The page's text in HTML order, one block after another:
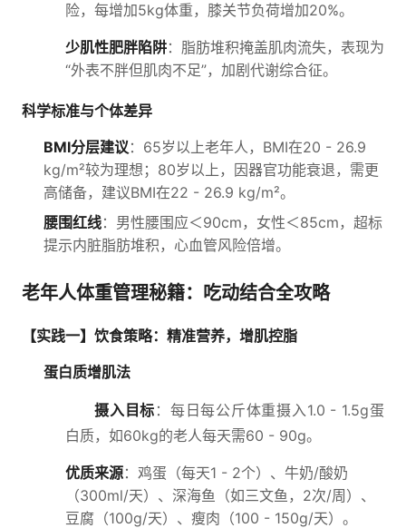
险，每增加5kg体重，膝关节负荷增加20%。
少肌性肥胖陷阱：脂肪堆积掩盖肌肉流失，表现为
“外表不胖但肌肉不足”，加剧代谢综合征。
科学标准与个体差异
BMI分层建议：65岁以上老年人，BMI在20 - 26.9
kg/m²较为理想；80岁以上，因器官功能衰退，需更
高储备，建议BMI在22 - 26.9 kg/m²。
腰围红线：男性腰围应＜90cm，女性＜85cm，超标
提示内脏脂肪堆积，心血管风险倍增。
老年人体重管理秘籍：吃动结合全攻略
【实践一】饮食策略：精准营养，增肌控脂
蛋白质增肌法
摄入目标 ：每日每公斤体重摄入1.0 - 1.5g蛋
白质，如60kg的老人每天需60 - 90g。
优质来源：鸡蛋（每天1 - 2个）、牛奶/酸奶
（300ml/天）、深海鱼（如三文鱼，2次/周）、
豆腐（100g/天）、瘦肉（100 - 150g/天）。